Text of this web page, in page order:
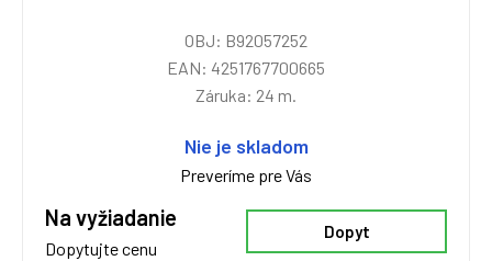
OBJ: B92057252
EAN: 4251767700665
Záruka: 24 m.
Nie je skladom
Preveríme pre Vás
Na vyžiadanie
Dopytujte cenu
Dopyt